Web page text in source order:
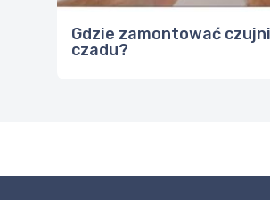
Gdzie zamontować
czadu?